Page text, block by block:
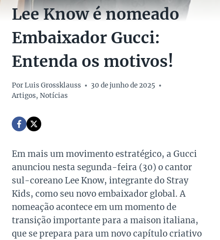
Lee Know é nomeado
Embaixador Gucci:
Entenda os motivos!
PorLuis Grossklauss
30 de junho de 2025
Artigos, Notícias
Em mais um movimento estratégico, a Gucci
anunciou nesta segunda-feira (30) o cantor
sul-coreano Lee Know, integrante do Stray
Kids, como seu novo embaixador global. A
nomeação acontece em um momento de
transição importante para a maison italiana,
que se prepara para um novo capítulo criativo